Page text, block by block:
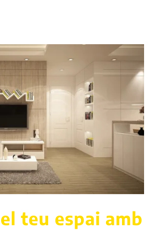
teu espai amb